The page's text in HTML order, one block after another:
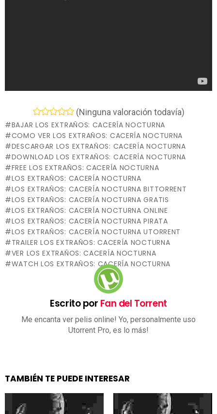
(Ninguna valoración todavía)
BAJAR LOS EXTRAÑOS: CACERÍA NOCTURNA
COMO VER LOS EXTRAÑOS: CACERÍA NOCTURNA
DESCARGAR LOS EXTRAÑOS: CACERÍA NOCTURNA
DOWNLOAD LOS EXTRAÑOS: CACERÍA NOCTURNA
FREE LOS EXTRAÑOS: CACERÍA NOCTURNA
LOS EXTRAÑOS: CACERÍA NOCTURNA
LOS EXTRAÑOS: CACERÍA NOCTURNA BITTORRENT
LOS EXTRAÑOS: CACERÍA NOCTURNA GRATIS
LOS EXTRAÑOS: CACERÍA NOCTURNA ONLINE
LOS EXTRAÑOS: CACERÍA NOCTURNA PIRATA
LOS EXTRAÑOS: CACERÍA NOCTURNA UTORRENT
TRAILER LOS EXTRAÑOS: CACERÍA NOCTURNA
VER LOS EXTRAÑOS: CACERÍA NOCTURNA
WATCH LOS EXTRAÑOS: CACERÍA NOCTURNA
Escrito por Fan del Torrent
Me encanta ver pelis online! Yo, personalmente uso
Utorrent Pro, es lo más!
TAMBIÉN TE PUEDE INTERESAR